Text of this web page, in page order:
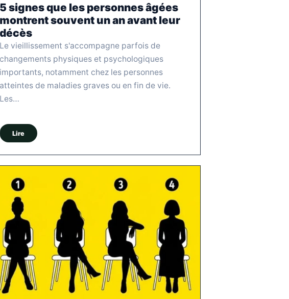
5 signes que les personnes âgées
montrent souvent un an avant leur
décès
Le vieillissement s'accompagne parfois de
changements physiques et psychologiques
importants, notamment chez les personnes
atteintes de maladies graves ou en fin de vie.
Les…
Lire